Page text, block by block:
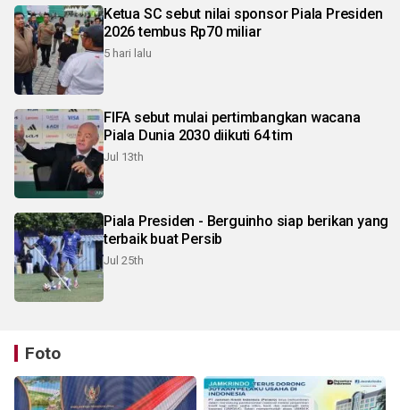
Ketua SC sebut nilai sponsor Piala Presiden
2026 tembus Rp70 miliar
5 hari lalu
FIFA sebut mulai pertimbangkan wacana
Piala Dunia 2030 diikuti 64 tim
Jul 13th
Piala Presiden - Berguinho siap berikan yang
terbaik buat Persib
Jul 25th
Foto